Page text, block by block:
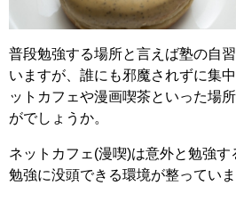
普段勉強する場所と言えば塾の自
いますが、誰にも邪魔されずに集
ットカフェや漫画喫茶といった場
がでしょうか。
ネットカフェ(漫喫)は意外と勉強す
勉強に没頭できる環境が整っていま